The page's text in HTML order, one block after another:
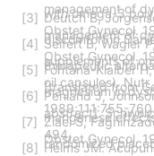
management of
Obstet Gynecol.
with omega-3
management of
Obstet Gynecol.
Deutch B,
discomfort in
supplements of
oil capsules).
Seifert B, Wagler
therapeutic
[translated from
1989;111:755-760.
Fontana-Klaiber
magnesium in
abstract].
494.
Penland J,
manganese
Obstet Gynecol.
Ziaei S,
randomized
Helms JM.